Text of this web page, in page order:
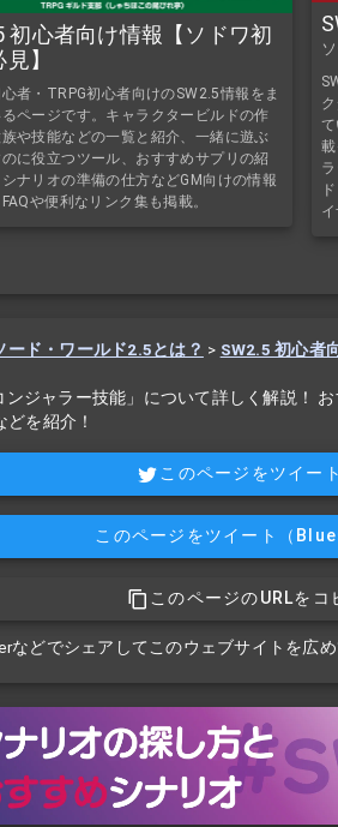
初心者向け情報【ソドワ初
】
者・TRPG初心者向けのSW2.5情報をま
るページです。キャラクタービルドの作
族や技能などの一覧と紹介、一緒に遊ぶ
に役立つツール、おすすめサプリの紹
ナリオの準備の仕方などGM向けの情報
や便利なリンク集も掲載。
ード・ワールド2.5とは？ > SW2.5 初心者
ンジャラー技能」について詳しく解説！
どを紹介！
このページをツイート
このページをツイート （
このページのURLをコ
などでシェアしてこのウェブサイトを広め